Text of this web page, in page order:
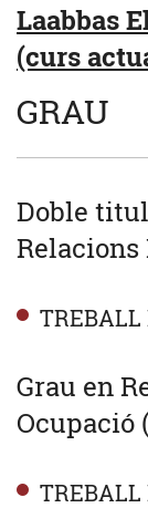
Laabbas
(curs
GRAU
Doble
Relacions
TREBALL
Grau en
Ocupació
TREBALL